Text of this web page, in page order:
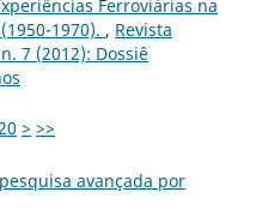
Ferroviárias na
1970). , Revista
7 (2012): Dossiê
> >>
avançada por